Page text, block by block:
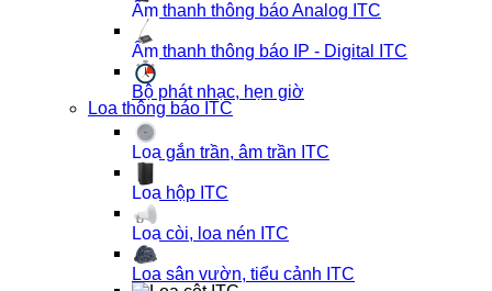
Âm thanh thông báo Analog ITC
Âm thanh thông báo IP - Digital ITC
Bộ phát nhạc, hẹn giờ
Loa thông báo ITC
Loa gắn trần, âm trần ITC
Loa hộp ITC
Loa còi, loa nén ITC
Loa sân vườn, tiểu cảnh ITC